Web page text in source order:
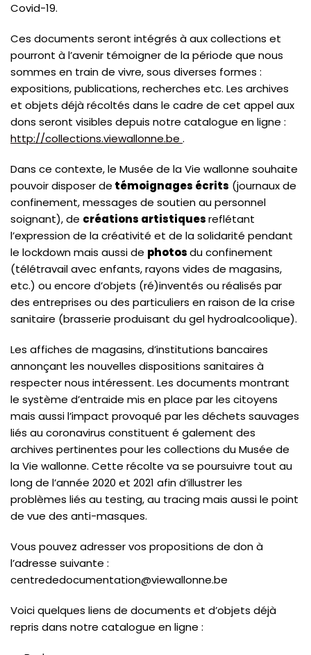
Covid-19.
Ces documents seront intégrés à aux collections et
pourront à l’avenir témoigner de la période que nous
sommes en train de vivre, sous diverses formes :
expositions, publications, recherches etc. Les archives
et objets déjà récoltés dans le cadre de cet appel aux
dons seront visibles depuis notre catalogue en ligne :
http://collections.viewallonne.be .
Dans ce contexte, le Musée de la Vie wallonne souhaite
pouvoir disposer de témoignages écrits (journaux de
confinement, messages de soutien au personnel
soignant), de créations artistiquesreflétant
l’expression de la créativité et de la solidarité pendant
le lockdown mais aussi de photosdu confinement
(télétravail avec enfants, rayons vides de magasins,
etc.) ou encore d’objets (ré)inventés ou réalisés par
des entreprises ou des particuliers en raison de la crise
sanitaire (brasserie produisant du gel hydroalcoolique).
Les affiches de magasins, d’institutions bancaires
annonçant les nouvelles dispositions sanitaires à
respecter nous intéressent. Les documents montrant
le système d’entraide mis en place par les citoyens
mais aussi l’impact provoqué par les déchets sauvages
liés au coronavirus constituent é galement des
archives pertinentes pour les collections du Musée de
la Vie wallonne. Cette récolte va se poursuivre tout au
long de l’année 2020 et 2021 afin d’illustrer les
problèmes liés au testing, au tracing mais aussi le point
de vue des anti-masques.
Vous pouvez adresser vos propositions de don à
l’adresse suivante :
centrededocumentation@viewallonne.be
Voici quelques liens de documents et d’objets déjà
repris dans notre catalogue en ligne :